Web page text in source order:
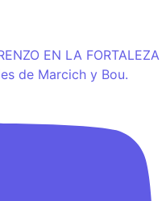
EN LA FORTALEZA
de Marcich y Bou.